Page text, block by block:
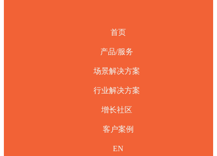
首页
产品/服务
场景解决方案
行业解决方案
增长社区
客户案例
EN